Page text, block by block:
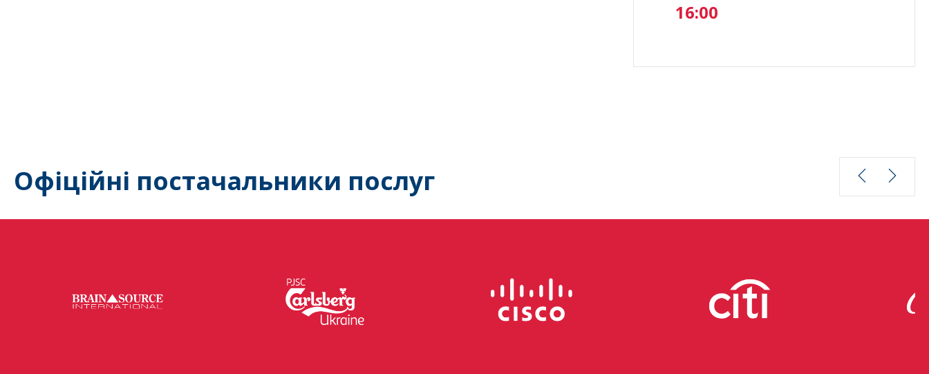
16:00
Офіційні постачальники послуг